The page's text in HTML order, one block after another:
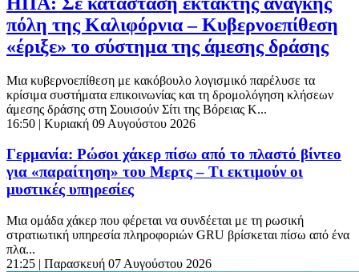
πόλη της Καλιφόρνια – Κυβερνοεπίθεση
«έριξε» το σύστημα της άμεσης δράσης
Μια κυβερνοεπίθεση με κακόβουλο λογισμικό παρέλυσε τα
κρίσιμα συστήματα επικοινωνίας και τη δρομολόγηση κλήσεων
άμεσης δράσης στη Σουισούν Σίτι της Βόρειας Κ...
16:50 | Κυριακή 09 Αυγούστου 2026
Γερμανία: Ρώσοι χάκερ πίσω από το πλαστό βίντεο
για «παραίτηση» του Μερτς – Τι εκτιμούν οι
μυστικές υπηρεσίες
Μια ομάδα χάκερ που φέρεται να συνδέεται με τη ρωσική
στρατιωτική υπηρεσία πληροφοριών GRU βρίσκεται πίσω από ένα
πλα...
21:25 | Παρασκευή 07 Αυγούστου 2026